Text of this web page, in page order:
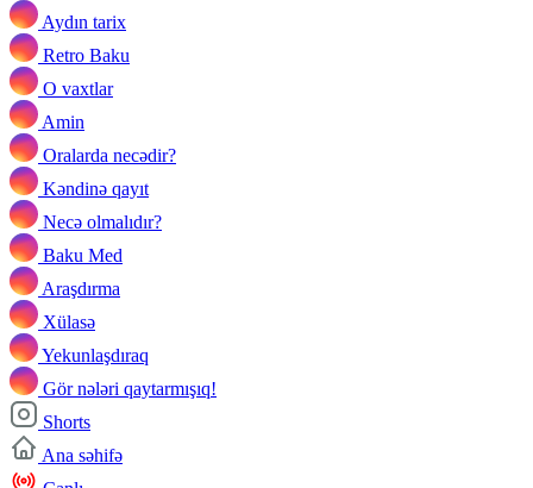
Aydın tarix
Retro Baku
O vaxtlar
Amin
Oralarda necədir?
Kəndinə qayıt
Necə olmalıdır?
Baku Med
Araşdırma
Xülasə
Yekunlaşdıraq
Gör nələri qaytarmışıq!
Shorts
Ana səhifə